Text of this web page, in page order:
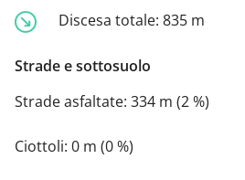
Discesa totale: 835 m
Strade e sottosuolo
Strade asfaltate: 334 m (2 %)
Ciottoli: 0 m (0 %)